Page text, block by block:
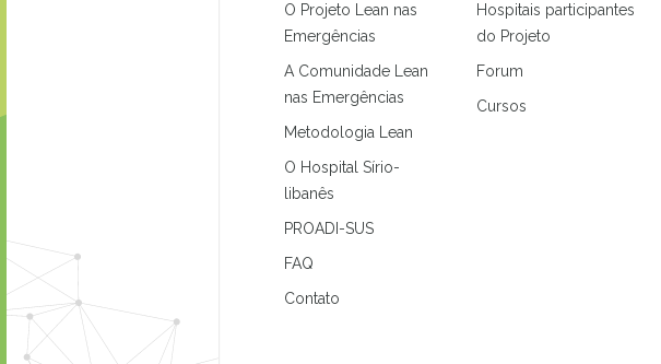
O Projeto Lean nas
Emergências
A Comunidade Lean
nas Emergências
Metodologia Lean
O Hospital Sírio-
libanês
PROADI-SUS
FAQ
Contato
Hospitais participantes
do Projeto
Forum
Cursos